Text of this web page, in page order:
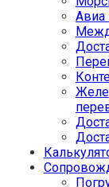
Авиа